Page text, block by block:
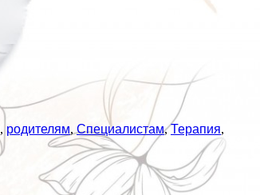
, родителям,Специалистам,Терапия,